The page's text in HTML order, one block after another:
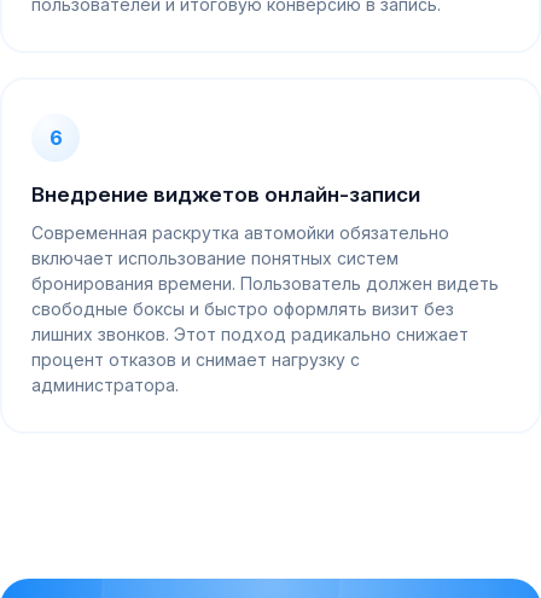
пользователей и итоговую конверсию в запись.
6
Внедрение виджетов онлайн-записи
Современная раскрутка автомойки обязательно
включает использование понятных систем
бронирования времени. Пользователь должен видеть
свободные боксы и быстро оформлять визит без
лишних звонков. Этот подход радикально снижает
процент отказов и снимает нагрузку с
администратора.